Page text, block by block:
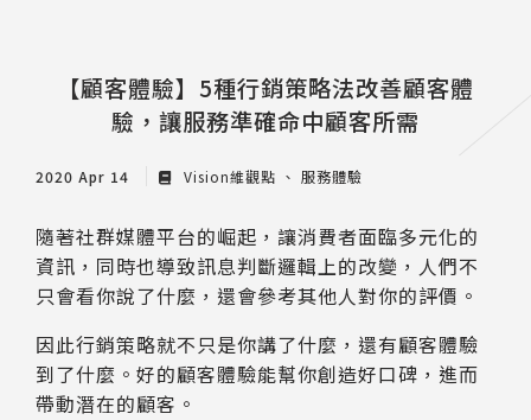
【顧客體驗】5種行銷策略法改善顧客體
驗，讓服務準確命中顧客所需
2020 Apr 14 Vision維觀點 服務體驗
隨著社群媒體平台的崛起，讓消費者面臨多元化的
資訊，同時也導致訊息判斷邏輯上的改變，人們不
只會看你說了什麼，還會參考其他人對你的評價。
因此行銷策略就不只是你講了什麼，還有顧客體驗
到了什麼。好的顧客體驗能幫你創造好口碑，進而
帶動潛在的顧客。